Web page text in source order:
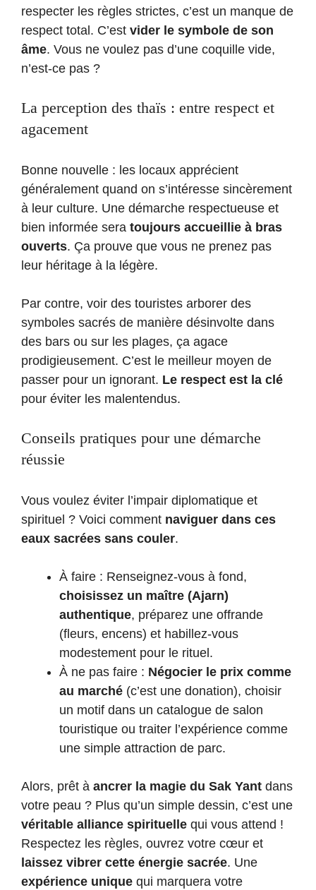
respecter les règles strictes, c’est un manque de
respect total. C’est vider le symbole de son
âme. Vous ne voulez pas d’une coquille vide,
n’est-ce pas ?
La perception des thaïs : entre respect et
agacement
Bonne nouvelle : les locaux apprécient
généralement quand on s’intéresse sincèrement
à leur culture. Une démarche respectueuse et
bien informée sera toujours accueillie à bras
ouverts. Ça prouve que vous ne prenez pas
leur héritage à la légère.
Par contre, voir des touristes arborer des
symboles sacrés de manière désinvolte dans
des bars ou sur les plages, ça agace
prodigieusement. C’est le meilleur moyen de
passer pour un ignorant. Le respect est la clé
pour éviter les malentendus.
Conseils pratiques pour une démarche
réussie
Vous voulez éviter l’impair diplomatique et
spirituel ? Voici comment naviguer dans ces
eaux sacrées sans couler.
À faire : Renseignez-vous à fond,
choisissez un maître (Ajarn)
authentique, préparez une offrande
(fleurs, encens) et habillez-vous
modestement pour le rituel.
À ne pas faire : Négocier le prix comme
au marché (c’est une donation), choisir
un motif dans un catalogue de salon
touristique ou traiter l’expérience comme
une simple attraction de parc.
Alors, prêt à ancrer la magie du Sak Yant dans
votre peau ? Plus qu’un simple dessin, c’est une
véritable alliance spirituelle qui vous attend !
Respectez les règles, ouvrez votre cœur et
laissez vibrer cette énergie sacrée. Une
expérience unique qui marquera votre